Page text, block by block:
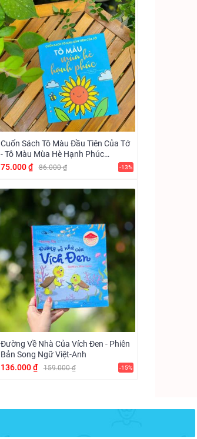
Cuốn Sách Tô Màu Đầu Tiên Của Tớ
- Tô Màu Mùa Hè Hạnh Phúc
(Vizibook)
75.000 ₫ 86.000 ₫ -13%
Đường Về Nhà Của Vích Đen - Phiên
Bản Song Ngữ Việt-Anh
136.000 ₫
159.000 ₫ -15%